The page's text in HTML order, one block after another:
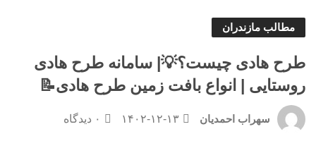
مطالب مازندران
طرح هادی چیست؟💡| سامانه طرح هادی
روستایی | انواع بافت زمین طرح هادی📝
سهراب احمدیان ۱۴۰۲-۱۲-۱۳ ۰ دیدگاه